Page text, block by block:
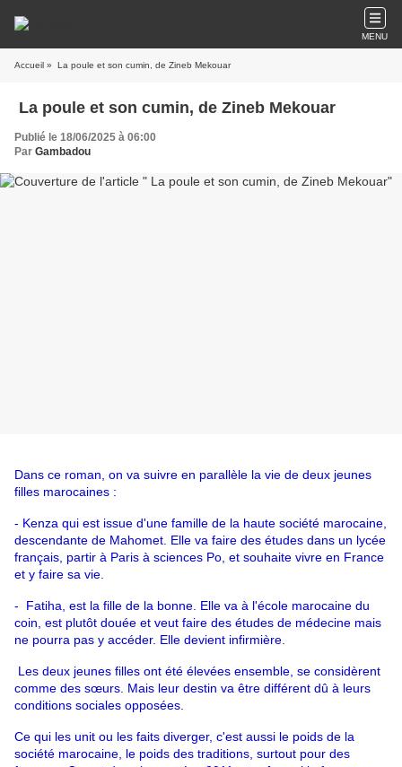
MENU
Accueil » La poule et son cumin, de Zineb Mekouar
La poule et son cumin, de Zineb Mekouar
Publié le 18/06/2025 à 06:00
Par Gambadou
Dans ce roman, on va suivre en parallèle la vie de deux jeunes
filles marocaines :
- Kenza qui est issue d'une famille de la haute société marocaine,
descendante de Mahomet. Elle va faire des études dans un lycée
français, partir à Paris à sciences Po, et souhaite vivre en France
et y faire sa vie.
-  Fatiha, est la fille de la bonne. Elle va à l'école marocaine du
coin, est plutôt douée et veut faire des études de médecine mais
ne pourra pas y accéder. Elle devient infirmière.
Les deux jeunes filles ont été élevées ensemble, se considèrent
comme des sœurs. Mais leur destin va être différent dû à leurs
conditions sociales opposées.
Ce qui les unit ou les faits diverger, c'est aussi le poids de la
société marocaine, le poids des traditions, surtout pour des